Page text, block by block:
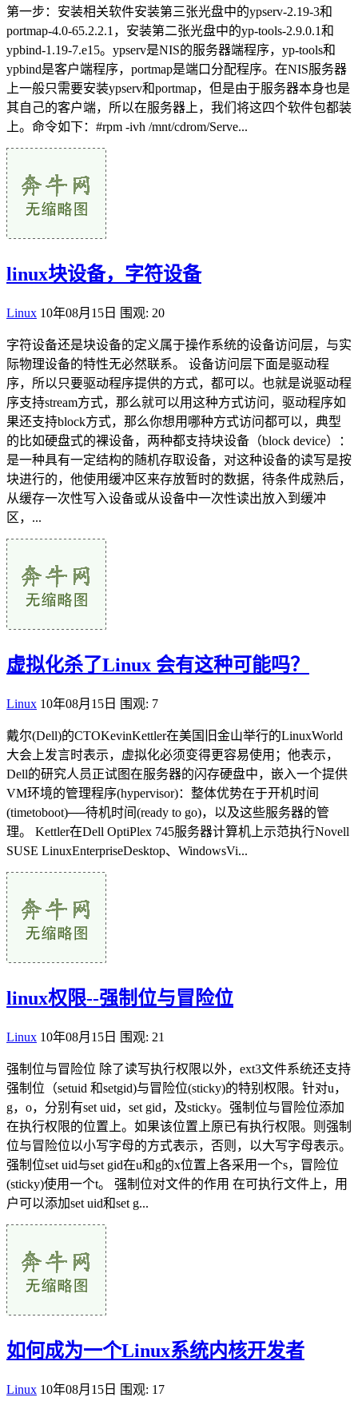
第一步：安装相关软件安装第三张光盘中的ypserv-2.19-3和
portmap-4.0-65.2.2.1，安装第二张光盘中的yp-tools-2.9.0.1和
ypbind-1.19-7.e15。ypserv是NIS的服务器端程序，yp-tools和
ypbind是客户端程序，portmap是端口分配程序。在NIS服务器
上一般只需要安装ypserv和portmap，但是由于服务器本身也是
其自己的客户端，所以在服务器上，我们将这四个软件包都装
上。命令如下：#rpm -ivh /mnt/cdrom/Serve...
linux块设备，字符设备
Linux 10年08月15日 围观: 20
字符设备还是块设备的定义属于操作系统的设备访问层，与实
际物理设备的特性无必然联系。 设备访问层下面是驱动程
序，所以只要驱动程序提供的方式，都可以。也就是说驱动程
序支持stream方式，那么就可以用这种方式访问，驱动程序如
果还支持block方式，那么你想用哪种方式访问都可以，典型
的比如硬盘式的裸设备，两种都支持块设备（block device）：
是一种具有一定结构的随机存取设备，对这种设备的读写是按
块进行的，他使用缓冲区来存放暂时的数据，待条件成熟后，
从缓存一次性写入设备或从设备中一次性读出放入到缓冲
区，...
虚拟化杀了Linux 会有这种可能吗？
Linux 10年08月15日 围观: 7
戴尔(Dell)的CTOKevinKettler在美国旧金山举行的LinuxWorld
大会上发言时表示，虚拟化必须变得更容易使用；他表示，
Dell的研究人员正试图在服务器的闪存硬盘中，嵌入一个提供
VM环境的管理程序(hypervisor)：整体优势在于开机时间
(timetoboot)──待机时间(ready to go)，以及这些服务器的管
理。 Kettler在Dell OptiPlex 745服务器计算机上示范执行Novell
SUSE LinuxEnterpriseDesktop、WindowsVi...
linux权限--强制位与冒险位
Linux 10年08月15日 围观: 21
强制位与冒险位 除了读写执行权限以外，ext3文件系统还支持
强制位（setuid 和setgid)与冒险位(sticky)的特别权限。针对u，
g，o，分别有set uid，set gid，及sticky。强制位与冒险位添加
在执行权限的位置上。如果该位置上原已有执行权限。则强制
位与冒险位以小写字母的方式表示，否则，以大写字母表示。
强制位set uid与set gid在u和g的x位置上各采用一个s，冒险位
(sticky)使用一个t。 强制位对文件的作用 在可执行文件上，用
户可以添加set uid和set g...
如何成为一个Linux系统内核开发者
Linux 10年08月15日 围观: 17